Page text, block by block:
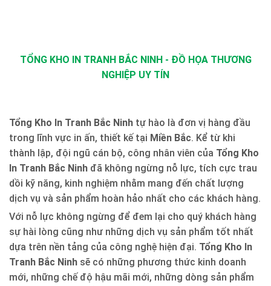
TỔNG KHO IN TRANH BẮC NINH - ĐỒ HỌA THƯƠNG
NGHIỆP UY TÍN
Tổng Kho In Tranh Bắc Ninh tự hào là đơn vị hàng đầu
trong lĩnh vực in ấn, thiết kế tại Miền Bắc. Kể từ khi
thành lập, đội ngũ cán bộ, công nhân viên của Tổng Kho
In Tranh Bắc Ninh đã không ngừng nỗ lực, tích cực trau
dồi kỹ năng, kinh nghiệm nhằm mang đến chất lượng
dịch vụ và sản phẩm hoàn hảo nhất cho các khách hàng.
Với nỗ lực không ngừng để đem lại cho quý khách hàng
sự hài lòng cũng như những dịch vụ sản phẩm tốt nhất
dựa trên nền tảng của công nghệ hiện đại. Tổng Kho In
Tranh Bắc Ninh sẽ có những phương thức kinh doanh
mới, những chế độ hậu mãi mới, những dòng sản phẩm